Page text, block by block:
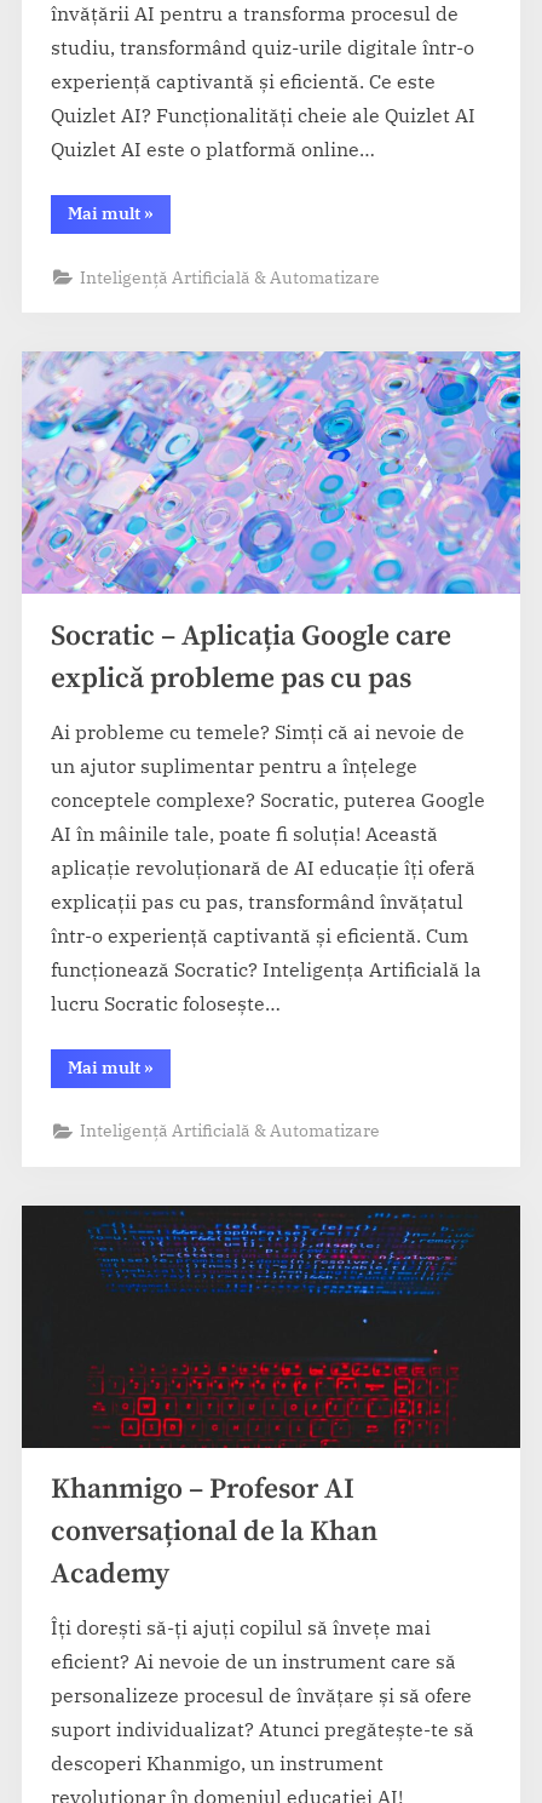
învățării AI pentru a transforma procesul de
studiu, transformând quiz-urile digitale într-o
experiență captivantă și eficientă. Ce este
Quizlet AI? Funcționalități cheie ale Quizlet AI
Quizlet AI este o platformă online…
Mai mult“Quizlet
AI
și
cu
AI”
»
Inteligență Artificială & Automatizare
Socratic – Aplicația Google care
explică probleme pas cu pas
Ai probleme cu temele? Simți că ai nevoie de
un ajutor suplimentar pentru a înțelege
conceptele complexe? Socratic, puterea Google
AI în mâinile tale, poate fi soluția! Această
aplicație revoluționară de AI educație îți oferă
explicații pas cu pas, transformând învățatul
într-o experiență captivantă și eficientă. Cum
funcționează Socratic? Inteligența Artificială la
lucru Socratic folosește…
Mai mult“Socratic
–
care
cu
pas”
»
Inteligență Artificială & Automatizare
Khanmigo – Profesor AI
conversațional de la Khan
Academy
Îți dorești să-ți ajuți copilul să învețe mai
eficient? Ai nevoie de un instrument care să
personalizeze procesul de învățare și să ofere
suport individualizat? Atunci pregătește-te să
descoperi Khanmigo, un instrument
revoluționar în domeniul educației AI!